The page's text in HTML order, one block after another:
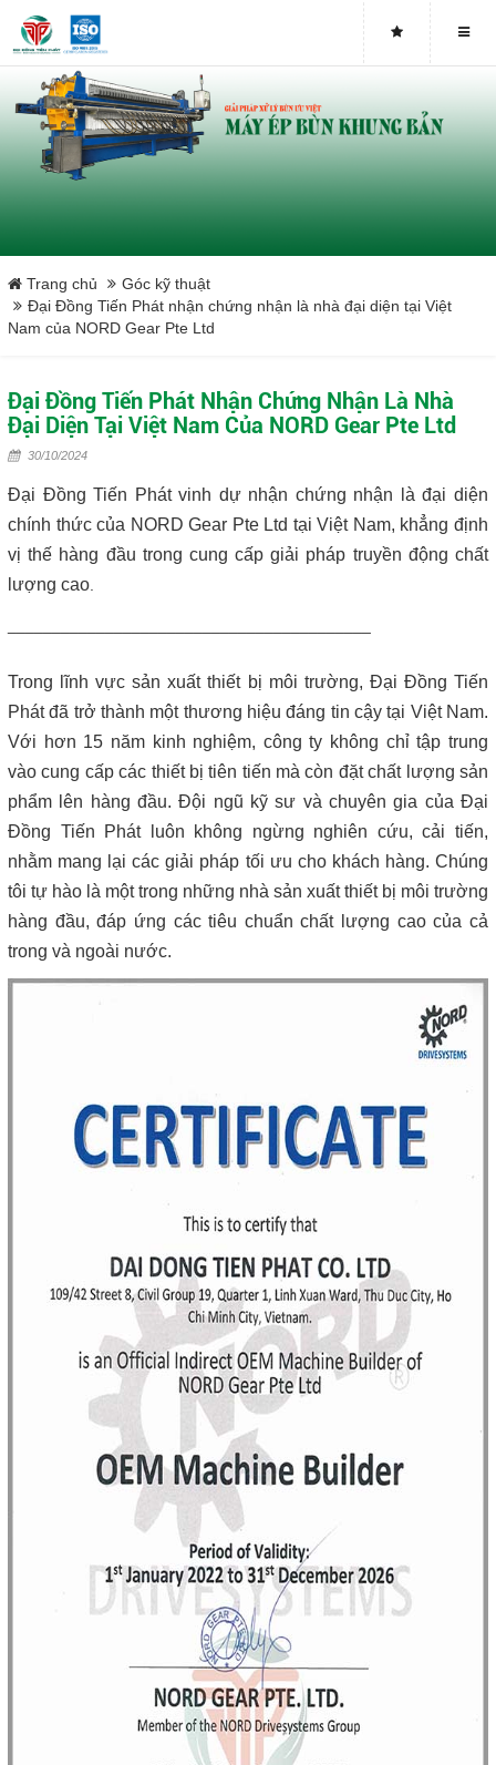
Buy genuine sludge press machines
Belt Press
Screw Press
Máy sấy bùn
Xưởng sản xuất máy ép bùn trục vít uy tín tại Việt Nam
Lược rác đầu nguồn
Máy lược rác thô – giải pháp loại bỏ rác hiệu quả trong hệ thống
xử lý nước thải
công suất
Bán bộ nguồn thủy lực chính hãng, giá rẻ
Close
Trang chủ
Góc kỹ thuật
Đại Đồng Tiến Phát nhận chứng nhận là nhà đại diện tại Việt
Nam của NORD Gear Pte Ltd
Đại Đồng Tiến Phát Nhận Chứng Nhận Là Nhà
Đại Diện Tại Việt Nam Của NORD Gear Pte Ltd
30/10/2024
Đại Đồng Tiến Phát vinh dự nhận chứng nhận là đại diện
chính thức của NORD Gear Pte Ltd tại Việt Nam, khẳng định
vị thế hàng đầu trong cung cấp giải pháp truyền động chất
lượng cao
Trong lĩnh vực sản xuất thiết bị môi trường, Đại Đồng Tiến
Phát đã trở thành một thương hiệu đáng tin cậy tại Việt Nam.
Với hơn 15 năm kinh nghiệm, công ty không chỉ tập trung
vào cung cấp các thiết bị tiên tiến mà còn đặt chất lượng sản
phẩm lên hàng đầu. Đội ngũ kỹ sư và chuyên gia của Đại
Đồng Tiến Phát luôn không ngừng nghiên cứu, cải tiến,
nhằm mang lại các giải pháp tối ưu cho khách hàng. Chúng
tôi tự hào là một trong những nhà sản xuất thiết bị môi trường
hàng đầu, đáp ứng các tiêu chuẩn chất lượng cao của cả
trong và ngoài nước.